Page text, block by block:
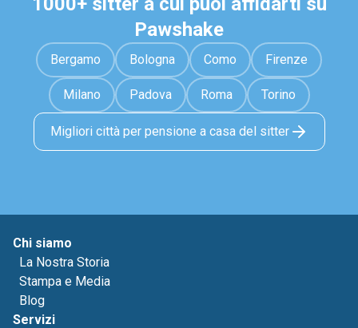
Pawshake
Bergamo Bologna Como Firenze
Milano Padova Roma Torino
Migliori città per pensione a casa del sitter
Chi siamo
La Nostra Storia
Stampa e Media
Blog
Servizi